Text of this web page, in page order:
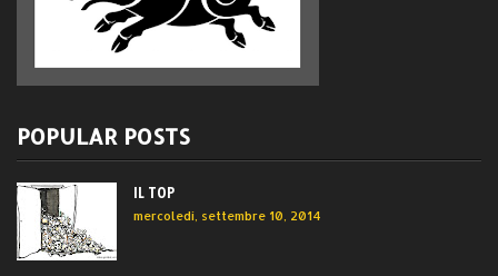
POPULAR POSTS
IL TOP
mercoledì, settembre 10, 2014